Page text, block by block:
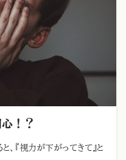
！？
『視力が下がってきて』と